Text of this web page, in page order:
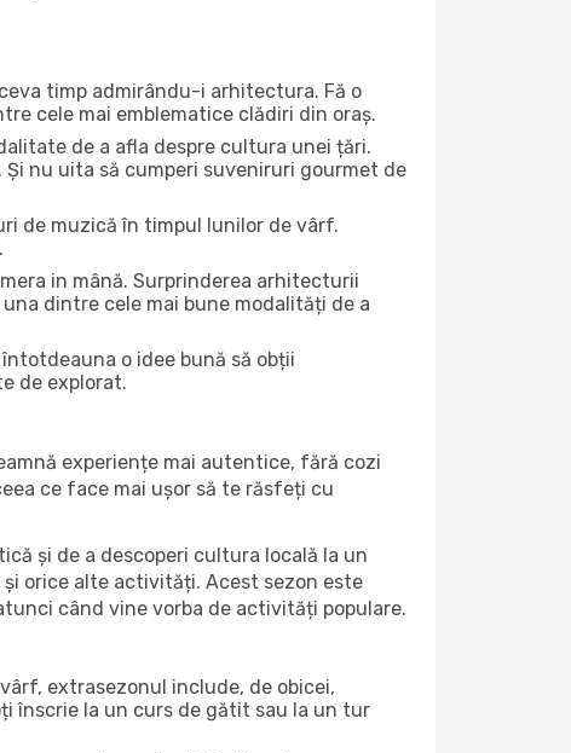
timp admirându-i arhitectura. Fă o
cele mai emblematice clădiri din oraș.
de a afla despre cultura unei țări.
nu uita să cumperi suveniruri gourmet de
de muzică în timpul lunilor de vârf.
in mână. Surprinderea arhitecturii
dintre cele mai bune modalități de a
o idee bună să obții
de explorat.
experiențe mai autentice, fără cozi
ce face mai ușor să te răsfeți cu
și de a descoperi cultura locală la un
orice alte activități. Acest sezon este
când vine vorba de activități populare.
extrasezonul include, de obicei,
înscrie la un curs de gătit sau la un tur